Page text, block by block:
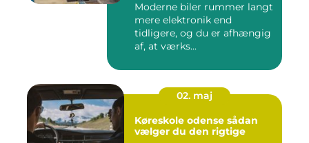
Moderne biler rummer langt
mere elektronik end
tidligere, og du er afhængig
af, at værks...
02. maj
Køreskole odense sådan
vælger du den rigtige